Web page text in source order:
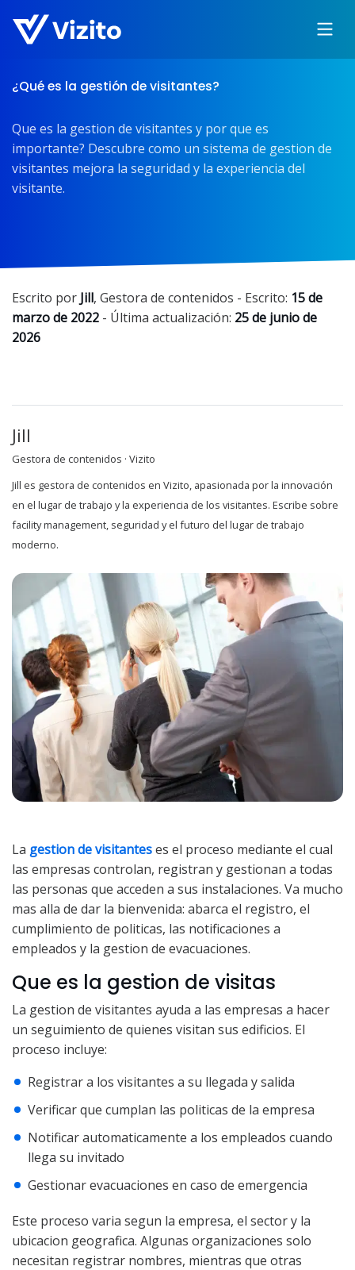
¿Qué es la gestión de visitantes?
Que es la gestion de visitantes y por que es
importante? Descubre como un sistema de gestion de
visitantes mejora la seguridad y la experiencia del
visitante.
Escrito por Jill, Gestora de contenidos - Escrito: 15 de
marzo de 2022 - Última actualización: 25 de junio de
2026
La gestion de visitanteses el proceso mediante el cual
las empresas controlan, registran y gestionan a todas
las personas que acceden a sus instalaciones. Va mucho
mas alla de dar la bienvenida: abarca el registro, el
cumplimiento de politicas, las notificaciones a
empleados y la gestion de evacuaciones.
Que es la gestion de visitas
La gestion de visitantes ayuda a las empresas a hacer
un seguimiento de quienes visitan sus edificios. El
proceso incluye:
Registrar a los visitantes a su llegada y salida
Verificar que cumplan las politicas de la empresa
Notificar automaticamente a los empleados cuando
llega su invitado
Gestionar evacuaciones en caso de emergencia
Este proceso varia segun la empresa, el sector y la
ubicacion geografica. Algunas organizaciones solo
necesitan registrar nombres, mientras que otras
Jill
Gestora de contenidos · Vizito
Jill es gestora de contenidos en Vizito, apasionada por la innovación
en el lugar de trabajo y la experiencia de los visitantes. Escribe sobre
facility management, seguridad y el futuro del lugar de trabajo
moderno.